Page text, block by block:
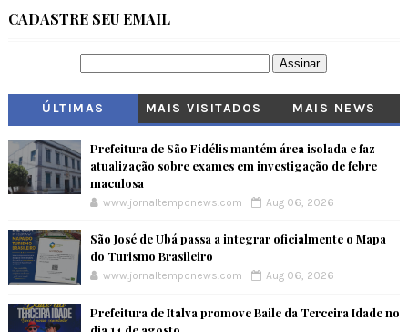
CADASTRE SEU EMAIL
ÚLTIMAS MAIS VISITADOS MAIS NEWS
Prefeitura de São Fidélis mantém área isolada e faz
atualização sobre exames em investigação de febre
maculosa
www.jornaltemponews.com Aug 06, 2026
São José de Ubá passa a integrar oficialmente o Mapa
do Turismo Brasileiro
www.jornaltemponews.com Aug 06, 2026
Prefeitura de Italva promove Baile da Terceira Idade no